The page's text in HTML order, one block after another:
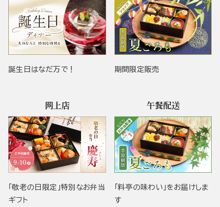
誕生日はなだ万で！ 期間限定販売
网上店
「敬老の日限定」特別なお弁当
ギフト
午餐配送
「料亭の味わい」をお届けしま
す